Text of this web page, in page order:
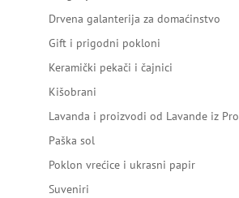
Drvena galanterija za domaćinstvo
Gift i prigodni pokloni
Keramički pekači i čajnici
Kišobrani
Lavanda i proizvodi od Lavande iz
Paška sol
Poklon vrećice i ukrasni papir
Suveniri